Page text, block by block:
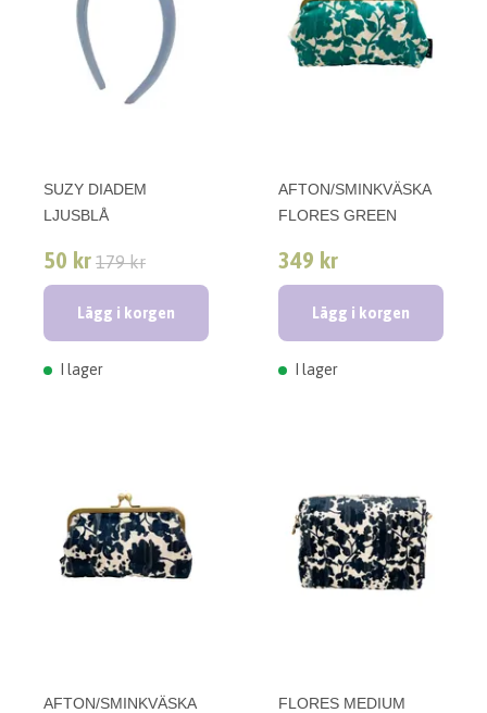
SUZY DIADEM
LJUSBLÅ
50 kr 179 kr
Lägg i korgen
I lager
AFTON/SMINKVÄSKA
FLORES GREEN
349 kr
Lägg i korgen
I lager
AFTON/SMINKVÄSKA
FLORES MEDIUM